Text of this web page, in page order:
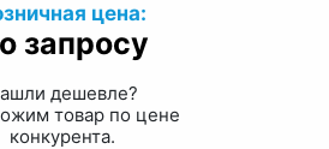
цена:
запросу
дешевле?
товар по цене
конкурента.